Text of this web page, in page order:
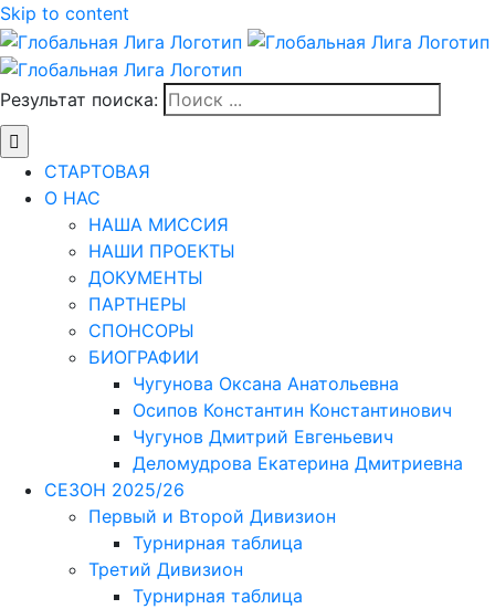
Skip to content
Результат поиска:
СТАРТОВАЯ
О НАС
НАША МИССИЯ
НАШИ ПРОЕКТЫ
ДОКУМЕНТЫ
ПАРТНЕРЫ
СПОНСОРЫ
БИОГРАФИИ
Чугунова Оксана Анатольевна
Осипов Константин Константинович
Чугунов Дмитрий Евгеньевич
Деломудрова Екатерина Дмитриевна
СЕЗОН 2025/26
Первый и Второй Дивизион
Турнирная таблица
Третий Дивизион
Турнирная таблица